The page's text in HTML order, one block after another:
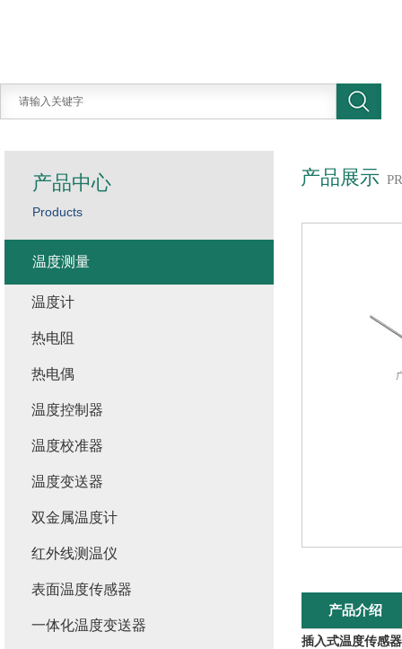
产品展示
产品介绍
插入式温度传感器
产品中心
Products
温度测量
温度计
热电阻
热电偶
温度控制器
温度校准器
温度变送器
双金属温度计
红外线测温仪
表面温度传感器
一体化温度变送器